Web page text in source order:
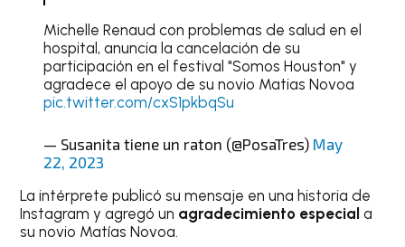
Michelle Renaud con problemas de salud en el
hospital, anuncia la cancelación de su
participación en el festival "Somos Houston" y
agradece el apoyo de su novio Matias Novoa
pic.twitter.com/cxS1pkbqSu
— Susanita tiene un raton (@PosaTres) May
22, 2023
La intérprete publicó su mensaje en una historia de
Instagram y agregó un agradecimiento especiala
su novio Matías Novoa.